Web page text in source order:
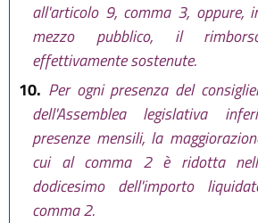
all'articolo 9, comma 3, oppure,
mezzo pubblico, il
effettivamente sostenute.
10. Per ogni presenza del
dell'Assemblea legislativa
presenze mensili, la
cui al comma 2 è ridotta
dodicesimo dell'importo
comma 2.